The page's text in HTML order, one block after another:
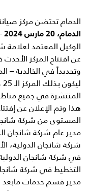
الدمام تحتضن مركز
الدمام، 20 مارس 2024
الوكيل المعتمد لعلامة
عن افتتاح المركز
المنتشرة في جميع
هذا وتم الإعلان عن
المستوى من شركة
مدير عام شركة شانجان
شركة شانجان الدولية،
في شركة شانجان
التخطيط في شركة
مدير قسم خدمات مابعد